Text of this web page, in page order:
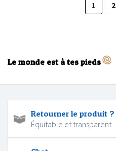
1 2
Le monde est à tes pieds
Retourner le produit ?
Équitable et transparent